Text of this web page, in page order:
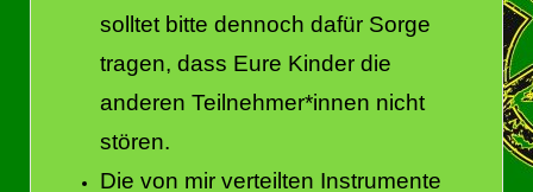
solltet bitte dennoch dafür Sorge
tragen, dass Eure Kinder die
anderen Teilnehmer*innen nicht
stören.
Die von mir verteilten Instrumente